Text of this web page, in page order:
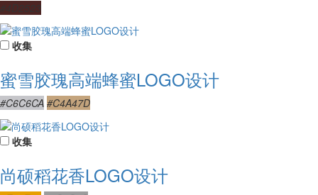
#4D2523
收集
蜜雪胶瑰高端蜂蜜LOGO设计
#C6C6CA #C4A47D
收集
尚硕稻花香LOGO设计